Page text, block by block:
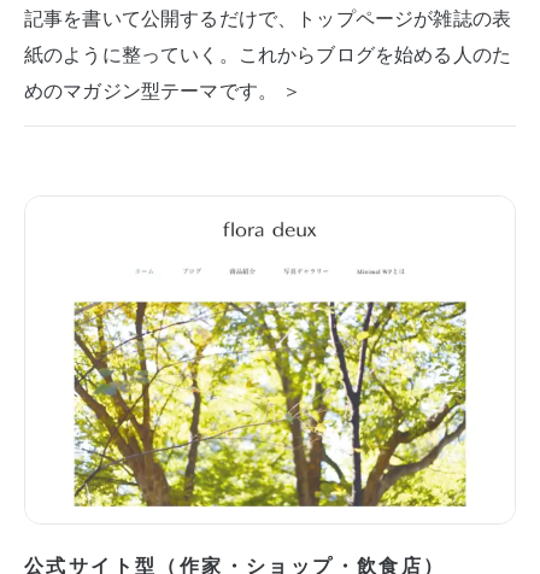
記事を書いて公開するだけで、トップページが雑誌の表
紙のように整っていく。これからブログを始める人のた
めのマガジン型テーマです。 ＞
公式サイト型（作家・ショップ・飲食店）